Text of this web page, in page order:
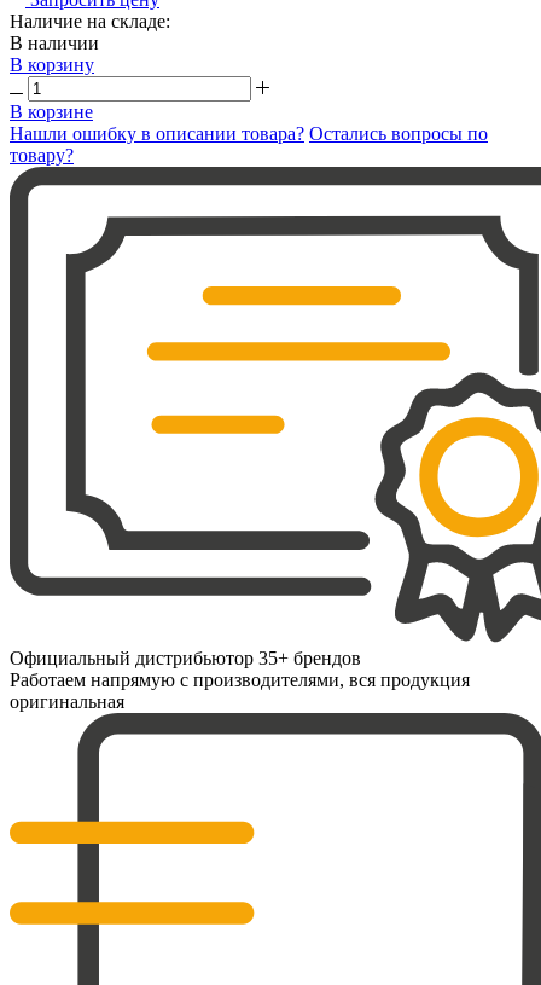
Наличие на складе:
В наличии
В корзину
В корзине
Нашли ошибку в описании товара? Остались вопросы по
товару?
Официальный дистрибьютор 35+ брендов
Работаем напрямую с производителями, вся продукция
оригинальная